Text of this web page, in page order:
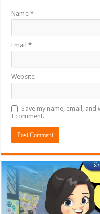
Name*
Email*
Website
Save my name, email,
I comment.